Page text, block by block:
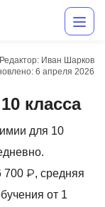
Редактор: Иван Шарков
6 апреля 2026
класса
для 10
700 ₽, средняя
от 1